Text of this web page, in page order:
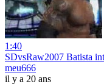
1:40
SDvsRaw2007 Batista
meu666
il y a 20 ans